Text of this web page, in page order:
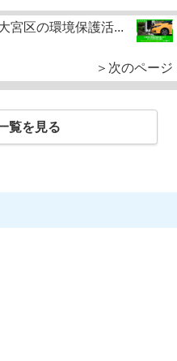
宮区の環境保護活...
＞次のページ
覧を見る